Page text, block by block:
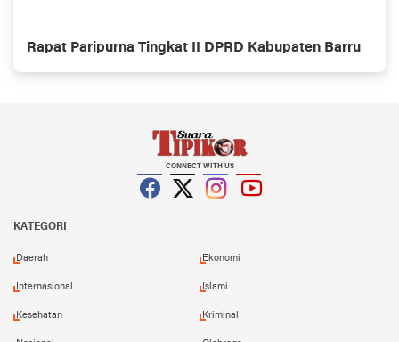
Rapat Paripurna Tingkat II DPRD Kabupaten Barru
CONNECT WITH US
KATEGORI
Daerah Ekonomi
Internasional Islami
Kesehatan Kriminal